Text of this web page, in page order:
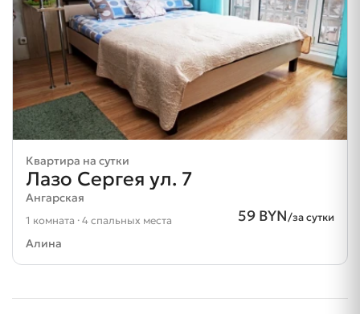
Квартира на сутки
Лазо Сергея ул. 7
Ангарская
59 BYN/за сутки
1 комната · 4 спальных места
Алина